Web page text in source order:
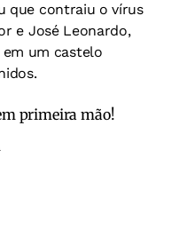
que contraiu o vírus
e José Leonardo,
um castelo
primeira mão!